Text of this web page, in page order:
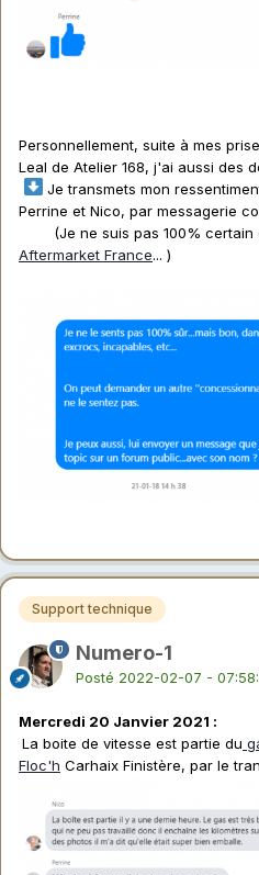
Personnellement, suite à mes
Leal de Atelier 168, j'ai aussi des
Je transmets mon
Perrine et Nico, par messagerie
(Je ne suis pas 100% certain
Aftermarket France... )
Support technique
Numero-1
Posté 2022-02-07 -
Mercredi 20 Janvier 2021 :
La boite de vitesse est partie du
Floc'h Carhaix Finistère, par le